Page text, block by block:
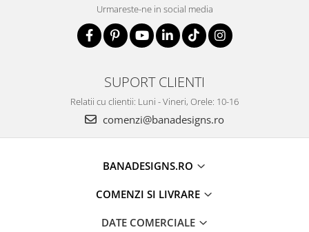
Urmareste-ne in social media
SUPORT CLIENTI
Relatii cu clientii: Luni - Vineri, Orele: 10-16
comenzi@banadesigns.ro
BANADESIGNS.RO
COMENZI SI LIVRARE
DATE COMERCIALE